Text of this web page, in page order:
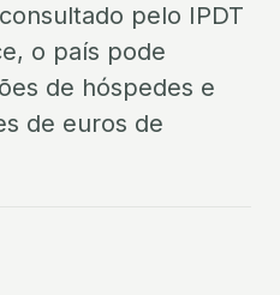
pelo IPDT
o país pode
de hóspedes e
de euros de